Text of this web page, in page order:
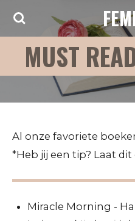
Ga
naar
hoofdinhoud
MUST
Al onze favoriete
*Heb jij een tip? Laat
Miracle Morning -